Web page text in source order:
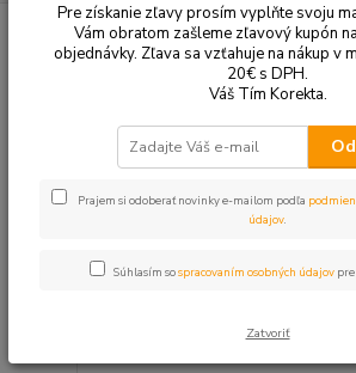
Tonery a náplne do tlačiarní EPSON
Upresniť parametre
Najdrahšie
Zobrazujem 1-4 z 4
Pre získanie zľavy prosím vyplňte svoju
Vám obratom zašleme zľavový kupón
objednávky. Zľava sa vzťahuje na nákup v
20€ s DPH.
Váš Tím Korekta.
Prajem si odoberať novinky e-mailom podľa
údajov.
Súhlasím sospracovaním osobných údajov
Zatvoriť